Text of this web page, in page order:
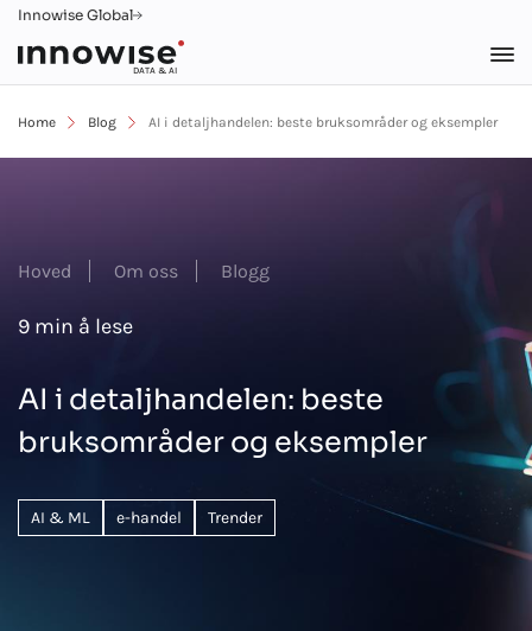
Innowise Global
DATA & AI
Home Blog AI i detaljhandelen: beste bruksområder og eksempler
Hoved Om oss Blogg
9 min å lese
AI i detaljhandelen: beste
bruksområder og eksempler
AI & ML e-handel Trender